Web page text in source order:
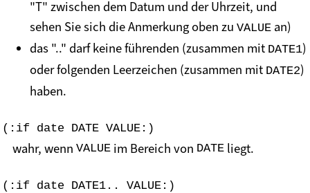
"T" zwischen dem Datum und der Uhrzeit, und
sehen Sie sich die Anmerkung oben zu VALUE an)
das ".." darf keine führenden (zusammen mit DATE1)
oder folgenden Leerzeichen (zusammen mit DATE2)
haben.
(:if date DATE VALUE:)
wahr, wenn VALUE im Bereich von DATE liegt.
(:if date DATE1.. VALUE:)